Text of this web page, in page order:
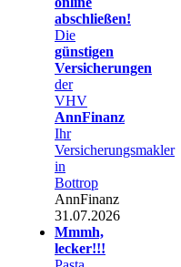
abschließen!
Die
günstigen
Versicherungen
der
VHV
AnnFinanz
Ihr
Versicherungsmakler
in
Bottrop
AnnFinanz
31.07.2026
Mmmh,
lecker!!!